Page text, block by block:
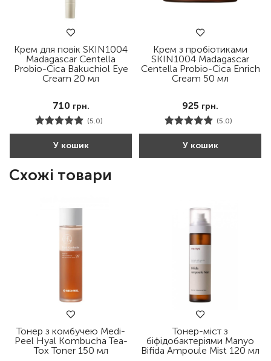
Крем для повік SKIN1004
Madagascar Centella
Probio-Cica Bakuchiol Eye
Cream 20 мл
710 грн.
(5.0)
У кошик
Крем з пробіотиками
SKIN1004 Madagascar
Centella Probio-Cica Enrich
Cream 50 мл
925 грн.
(5.0)
У кошик
Схожі товари
Тонер з комбучею Medi-
Peel Hyal Kombucha Tea-
Tox Toner 150 мл
Тонер-міст з
біфідобактеріями Manyo
Bifida Ampoule Mist 120 мл